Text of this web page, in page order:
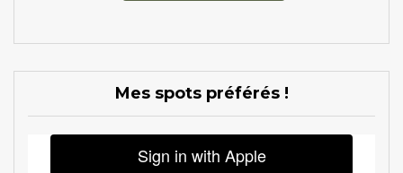
Mes spots préférés !